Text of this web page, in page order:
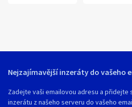
Nejzajímavější inzeráty do vašeho
Zadejte vaši emailovou adresu a přidejte
inzerátu z našeho serveru do vašeho